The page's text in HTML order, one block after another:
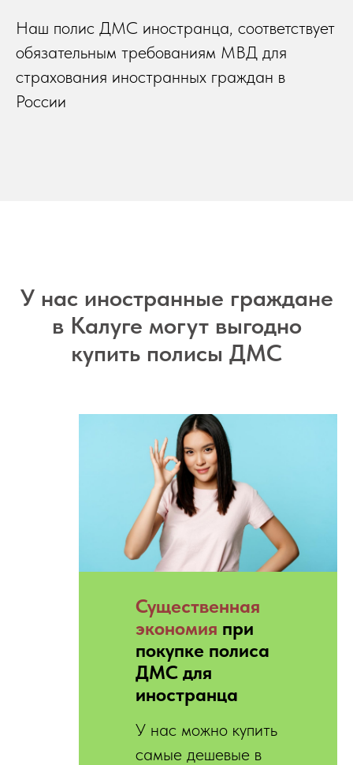
Наш полис ДМС иностранца, соответствует
обязательным требованиям МВД для
страхования иностранных граждан в
России
У нас иностранные граждане
в Калуге могут выгодно
купить полисы ДМС
Существенная
экономия при
покупке полиса
ДМС для
иностранца
У нас можно купить
самые дешевые в